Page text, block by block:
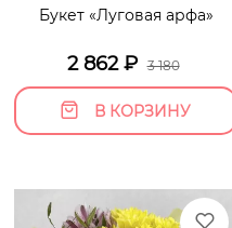
Букет «Луговая арфа»
2 862₽ 3 180
В КОРЗИНУ